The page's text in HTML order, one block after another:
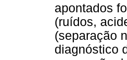
apontados
(ruídos,
(separação
diagnóstico